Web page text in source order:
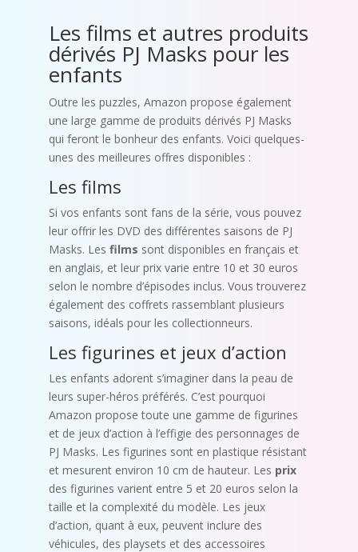
Les films et autres produits
dérivés PJ Masks pour les
enfants
Outre les puzzles, Amazon propose également
une large gamme de produits dérivés PJ Masks
qui feront le bonheur des enfants. Voici quelques-
unes des meilleures offres disponibles :
Les films
Si vos enfants sont fans de la série, vous pouvez
leur offrir les DVD des différentes saisons de PJ
Masks. Les films sont disponibles en français et
en anglais, et leur prix varie entre 10 et 30 euros
selon le nombre d’épisodes inclus. Vous trouverez
également des coffrets rassemblant plusieurs
saisons, idéals pour les collectionneurs.
Les figurines et jeux d’action
Les enfants adorent s’imaginer dans la peau de
leurs super-héros préférés. C’est pourquoi
Amazon propose toute une gamme de figurines
et de jeux d’action à l’effigie des personnages de
PJ Masks. Les figurines sont en plastique résistant
et mesurent environ 10 cm de hauteur. Les prix
des figurines varient entre 5 et 20 euros selon la
taille et la complexité du modèle. Les jeux
d’action, quant à eux, peuvent inclure des
véhicules, des playsets et des accessoires